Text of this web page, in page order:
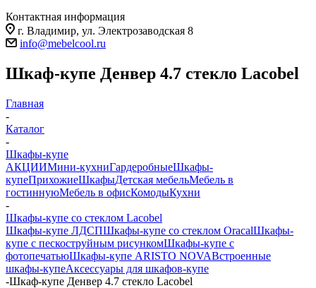
Контактная информация
г. Владимир, ул. Электрозаводская 8
info@mebelcool.ru
Шкаф-купе Денвер 4.7 стекло Lacobel
Главная
-
Каталог
-
Шкафы-купе
АКЦИИМини-кухниГардеробныеШкафы-
купеПрихожиеШкафыДетская мебельМебель в
гостиннуюМебель в офисКомодыКухни
-
Шкафы-купе со стеклом Lacobel
Шкафы-купе ЛДСПШкафы-купе со стеклом OracalШкафы-
купе с пескоструйным рисункомШкафы-купе с
фотопечатьюШкафы-купе ARISTO NOVAВстроенные
шкафы-купеАксессуары для шкафов-купе
-Шкаф-купе Денвер 4.7 стекло Lacobel